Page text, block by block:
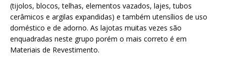
(tijolos, blocos, telhas, elementos vazados, lajes, tubos
cerâmicos e argilas expandidas) e também utensílios de uso
doméstico e de adorno. As lajotas muitas vezes são
enquadradas neste grupo porém o mais correto é em
Materiais de Revestimento.